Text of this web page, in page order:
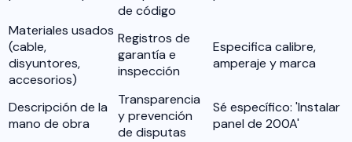
de código
Materiales usados
(cable,
disyuntores,
accesorios)
Registros de
garantía e
inspección
Especifica calibre,
amperaje y marca
Descripción de la
mano de obra
Transparencia
y prevención
de disputas
Sé específico: 'Instalar
panel de 200A'